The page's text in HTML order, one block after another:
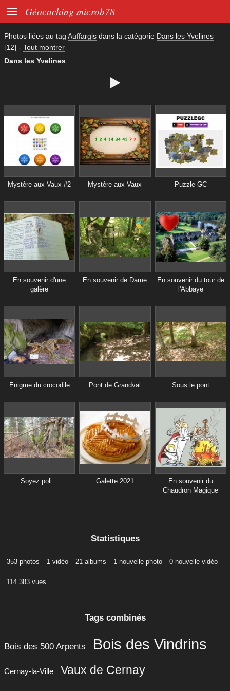
 Géocaching microb78
Photos liées au tag Auffargis dans la catégorie Dans les Yvelines
[12] - Tout montrer
Dans les Yvelines

Mystère aux Vaux #2 Mystère aux Vaux Puzzle GC
En souvenir d'une
galère
En souvenir de Dame
En souvenir du tour de
l'Abbaye
Enigme du crocodile Pont de Grandval Sous le pont
Soyez poli... Galette 2021
En souvenir du
Chaudron Magique
Statistiques
353 photos 1 vidéo 21 albums 1 nouvelle photo 0 nouvelle vidéo
114 383 vues
Tags combinés
Bois des 500 Arpents Bois des Vindrins
Cernay-la-Ville Vaux de Cernay